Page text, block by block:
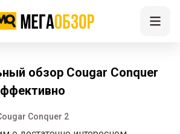
обзор Cougar Conquer
Conquer 2